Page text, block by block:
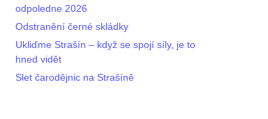
odpoledne 2026
Odstranění černé skládky
Ukliďme Strašín – když se spojí síly, je to
hned vidět
Slet čarodějnic na Strašíně